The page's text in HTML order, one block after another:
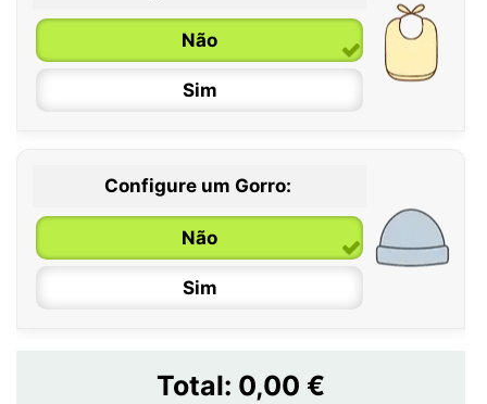
Não
Sim
Configure um Gorro:
Não
Sim
Total: 0,00 €